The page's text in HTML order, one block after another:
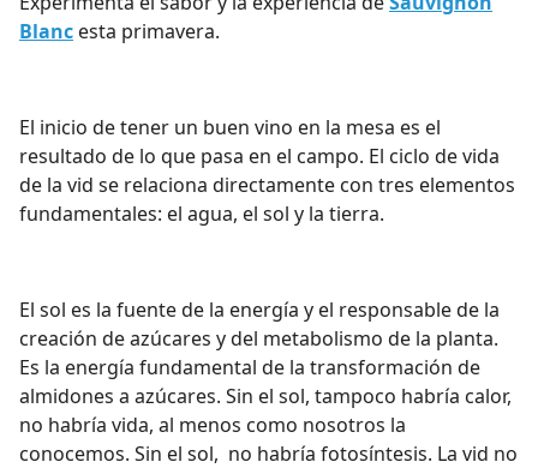
Blanc esta primavera.
El inicio de tener un buen vino en la mesa es el
resultado de lo que pasa en el campo. El ciclo de vida
de la vid se relaciona directamente con tres elementos
fundamentales: el agua, el sol y la tierra.
El sol es la fuente de la energía y el responsable de la
creación de azúcares y del metabolismo de la planta.
Es la energía fundamental de la transformación de
almidones a azúcares. Sin el sol, tampoco habría calor,
no habría vida, al menos como nosotros la
conocemos. Sin el sol, no habría fotosíntesis. La vid no